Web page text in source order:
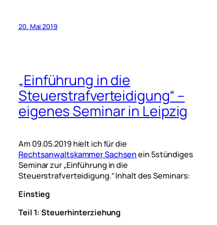
20. Mai 2019
„Einführung in die
Steuerstrafverteidigung“ –
eigenes Seminar in Leipzig
Am 09.05.2019 hielt ich für die
Rechtsanwaltskammer Sachsenein 5stündiges
Seminar zur „Einführung in die
Steuerstrafverteidigung.“ Inhalt des Seminars:
Einstieg
Teil 1: Steuerhinterziehung